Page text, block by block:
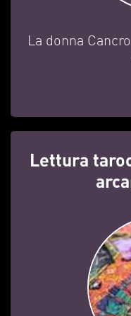
La donna
Lettura